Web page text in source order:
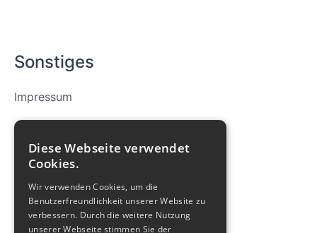
Sonstiges
Impressum
Datenschutz
Cookies
Archiv
Glockenklänge
Diese Webseite verwendet
Cookies.
Wir verwenden Cookies, um die
Benutzerfreundlichkeit unserer Website zu
verbessern. Durch die weitere Nutzung
unserer Webseite stimmen Sie der